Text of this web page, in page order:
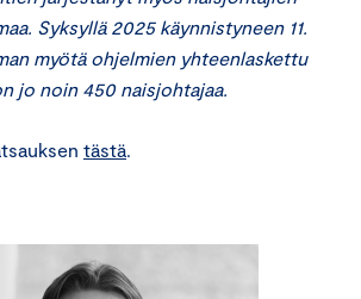
Syksyllä 2025 käynnistyneen 11.
myötä ohjelmien yhteenlaskettu
jo noin 450 naisjohtajaa.
tästä.